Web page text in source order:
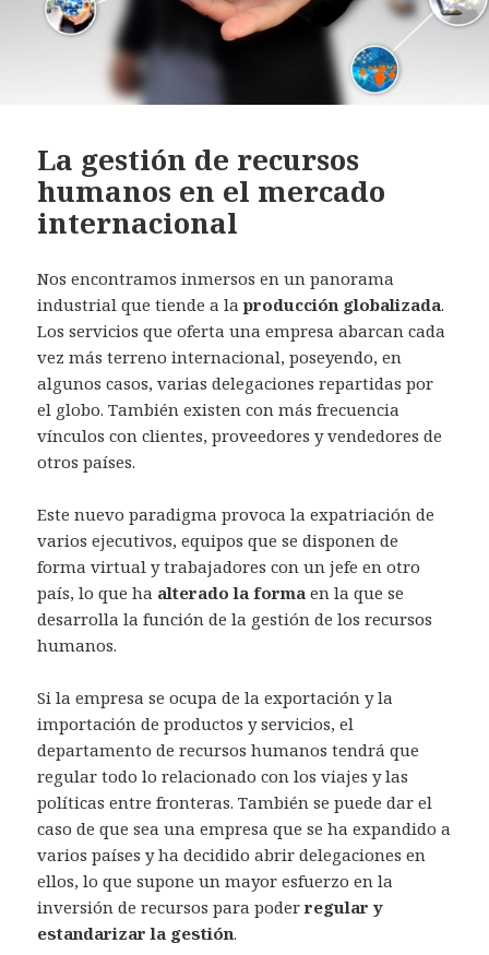
La gestión de recursos
humanos en el mercado
internacional
Nos encontramos inmersos en un panorama
industrial que tiende a laproducción globalizada.
Los servicios que oferta una empresa abarcan cada
vez más terreno internacional, poseyendo, en
algunos casos, varias delegaciones repartidas por
el globo. También existen con más frecuencia
vínculos con clientes, proveedores y vendedores de
otros países.
Este nuevo paradigma provoca la expatriación de
varios ejecutivos, equipos que se disponen de
forma virtual y trabajadores con un jefe en otro
país, lo que ha alterado la forma en la que se
desarrolla la función de la gestión de los recursos
humanos.
Si la empresa se ocupa de la exportación y la
importación de productos y servicios, el
departamento de recursos humanos tendrá que
regular todo lo relacionado con los viajes y las
políticas entre fronteras. También se puede dar el
caso de que sea una empresa que se ha expandido a
varios países y ha decidido abrir delegaciones en
ellos, lo que supone un mayor esfuerzo en la
inversión de recursos para poderregular y
estandarizar la gestión.